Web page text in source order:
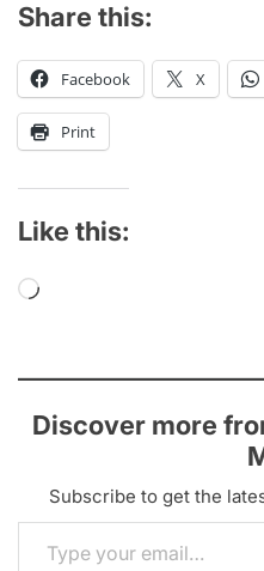
Share this:
Facebook X
Print
Like this:
Loading…
Discover more
Subscribe to get the
Type your email…